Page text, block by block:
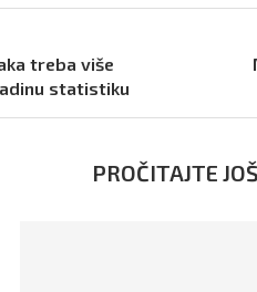
treba više
statistiku
PROČITAJTE